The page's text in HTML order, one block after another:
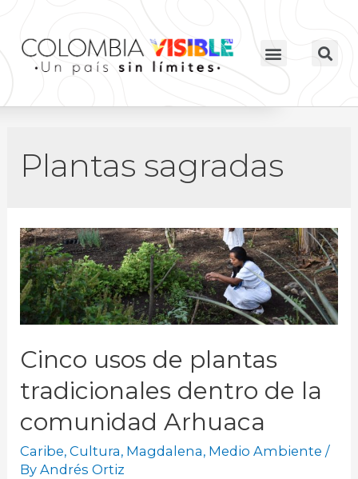
Plantas sagradas
Cinco usos de plantas
tradicionales dentro de la
comunidad Arhuaca
Caribe,Cultura, Magdalena, Medio Ambiente /
ByAndrés Ortiz